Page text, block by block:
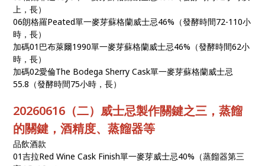
上，長）
06朗格羅Peated單一麥芽蘇格蘭威士忌46%（發酵時間72-110小
時，長）
加碼01巴布萊爾1990單一麥芽蘇格蘭威士忌46%（發酵時間62小
時，長）
加碼02愛倫The Bodega Sherry Cask單一麥芽蘇格蘭威士忌
55.8（發酵時間75小時，長）
20260616（二）威士忌製作關鍵之三，蒸餾
的關鍵，酒精度、蒸餾器等
品飲酒款
01吉拉Red Wine Cask Finish單一麥芽威士忌40%（蒸餾器第三